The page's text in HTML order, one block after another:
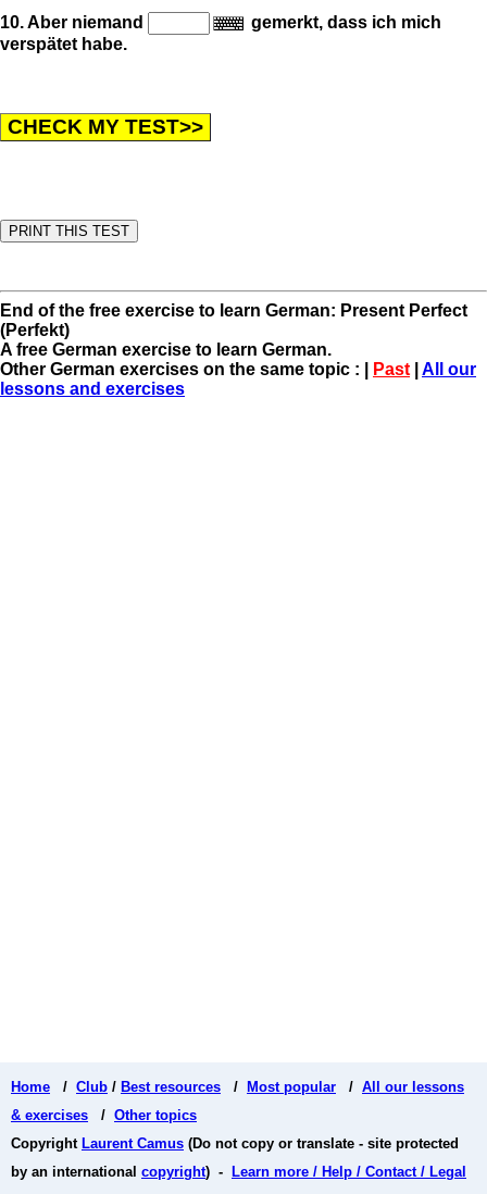
10. Aber niemand
gemerkt, dass ich mich
verspätet habe.
End of the free exercise to learn German: Present Perfect
(Perfekt)
A free German exercise to learn German.
Other German exercises on the same topic : |
Past
All our
lessons and exercises
Home / Club / Best resources / Most popular / All our lessons
& exercises / Other topics
Copyright Laurent Camus (Do not copy or translate - site protected
by an international copyright) -
Learn more / Help / Contact / Legal